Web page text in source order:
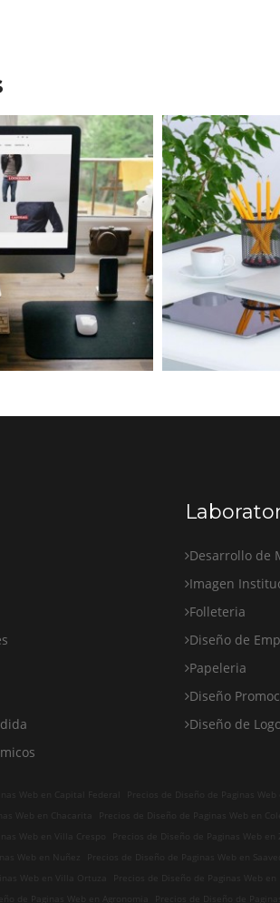
Diseño
Desarrollo de
Imagen
Folleteria
Diseño de
Papeleria
Diseño
Diseño de
Web en Capital Federal
Precios de Diseño de Paginas Web
Web en Chacarita
Precios de Diseño de Paginas Web en
Web en Villa Crespo
Precios de Diseño de Paginas Web
Web en Nuñez
Precios de Diseño de Paginas Web en
Web en Villa Ortuza
Precios de Diseño de Paginas Web en
de Paginas Web en Agronomia Precios de Diseño de